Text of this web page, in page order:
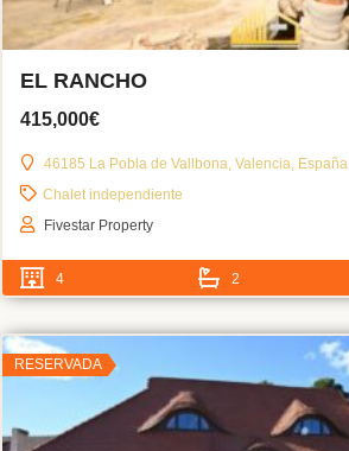
EL RANCHO
415,000€
46185 La Pobla de Vallbona, Valencia, España
Chalet independiente
Fivestar Property
4 2
RESERVADA